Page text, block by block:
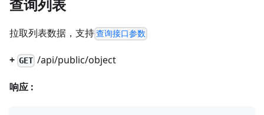
查询列表
拉取列表数据，支持查询接口参数
+ GET /api/public/object
响应 :